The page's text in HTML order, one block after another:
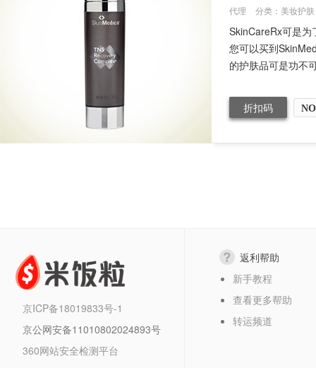
代理
分类： 美妆护肤
SkinCareRx可是为
您可以买到
的护肤品可是功不
折扣码
京ICP备18019833号-1
京公网安备11010802024893号
360网站安全检测平台
返利帮助
新手教程
查看更多帮助
转运频道